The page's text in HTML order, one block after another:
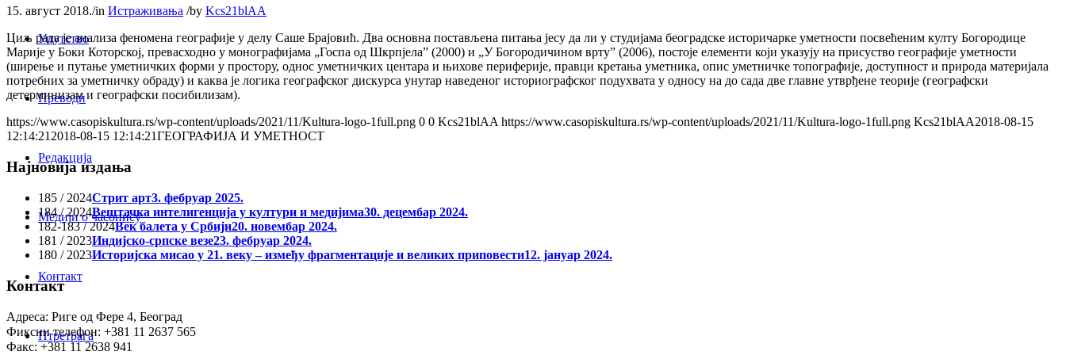
Упутство
Преводи
Редакција
Медији о часопису
Контакт
Птретрага
15. август 2018./in Истраживања /by Kcs21blAA
Циљ рада је анализа феномена географије у делу Саше Брајовић. Два основна постављена питања јесу да ли у студијама београдске историчарке уметности посвећеним култу Богородице
Марије у Боки Которској, превасходно у монографијама „Госпа од Шкрпјела” (2000) и „У Богородичином врту” (2006), постоје елементи који указују на присуство географије уметности
(ширење и путање уметничких форми у простору, однос уметничких центара и њихове периферије, правци кретања уметника, опис уметничке топографије, доступност и природа материјала
потребних за уметничку обраду) и каква је логика географског дискурса унутар наведеног историографског подухвата у односу на до сада две главне утврђене теорије (географски
детерминизам и географски посибилизам).
https://www.casopiskultura.rs/wp-content/uploads/2021/11/Kultura-logo-1full.png 0 0 Kcs21blAA https://www.casopiskultura.rs/wp-content/uploads/2021/11/Kultura-logo-1full.png Kcs21blAA2018-08-15
12:14:212018-08-15 12:14:21ГЕОГРАФИЈА И УМЕТНОСТ
Најновија издања
185 / 2024Стрит арт3. фебруар 2025.
184 / 2024Вештачка интелигенција у култури и медијима30. децембар 2024.
182-183 / 2024Век балета у Србији20. новембар 2024.
181 / 2023Индијско-српске везе23. фебруар 2024.
180 / 2023Историјска мисао у 21. веку – између фрагментације и великих приповести12. јануар 2024.
Контакт
Адреса: Риге од Фере 4, Београд
Фиксни телефон: +381 11 2637 565
Факс: +381 11 2638 941